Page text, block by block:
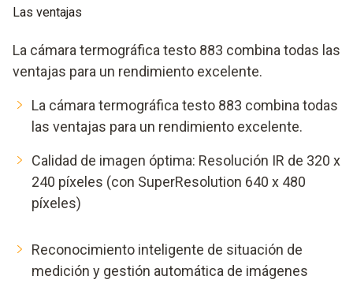
Las ventajas
La cámara termográfica testo 883 combina todas las
ventajas para un rendimiento excelente.
La cámara termográfica testo 883 combina todas
las ventajas para un rendimiento excelente.
Calidad de imagen óptima: Resolución IR de 320 x
240 píxeles (con SuperResolution 640 x 480
píxeles)
Reconocimiento inteligente de situación de
medición y gestión automática de imágenes